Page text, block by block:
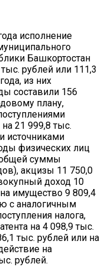
исполнение
Башкортостан
рублей или 111,3
из них
составили 156
плану,
21 999,8 тыс.
источниками
физических лиц
общей суммы
акцизы 11 750,0
доход 10
имущество 9 809,4
с аналогичным
налога,
на 4 098,9 тыс.
тыс. рублей или на
на
рублей.